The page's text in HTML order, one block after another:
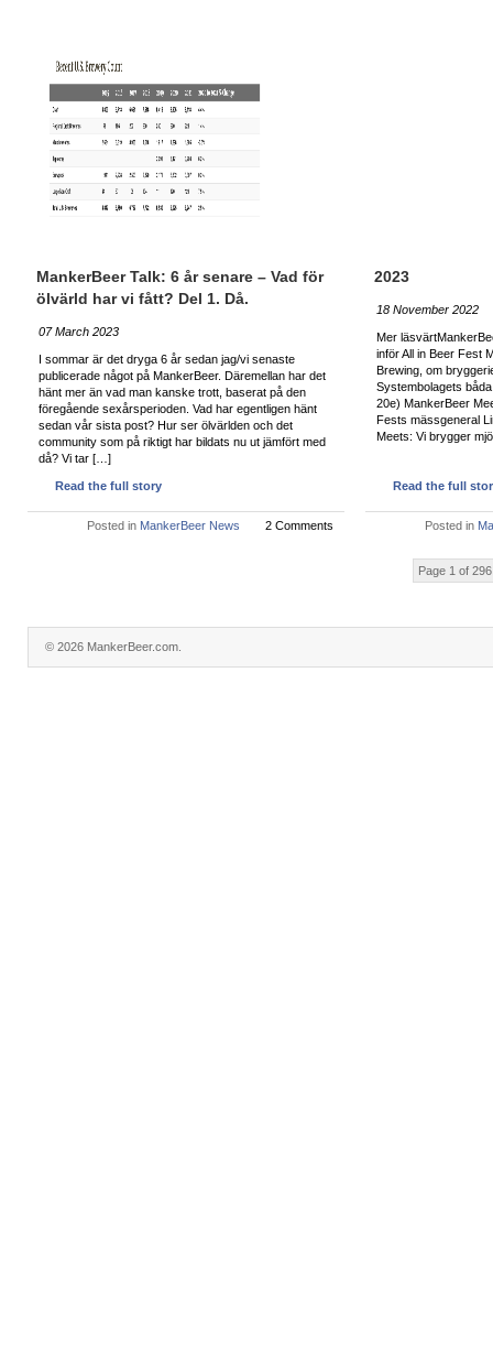
MankerBeer Talk: 6 år senare – Vad för
ölvärld har vi fått? Del 1. Då.
07 March 2023
I sommar är det dryga 6 år sedan jag/vi senaste
publicerade något på MankerBeer. Däremellan har det
hänt mer än vad man kanske trott, baserat på den
föregående sexårsperioden. Vad har egentligen hänt
sedan vår sista post? Hur ser ölvärlden och det
community som på riktigt har bildats nu ut jämfört med
då? Vi tar […]
Read the full story
Posted in MankerBeer News 2 Comments
2023
18 November 2022
Mer
inför All in Beer Fest
Brewing, om
Systembolagets
20e) MankerBeer
Fests mässgeneral
Meets: Vi brygger
Read the full
Posted in
Page 1 of 296
© 2026 MankerBeer.com.